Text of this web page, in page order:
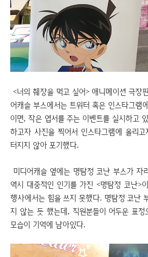
<너의 췌장을 먹고 싶어> 애니메이션 극장
어캐슬 부스에서는 트위터 혹은 인스타그램
이면, 작은 엽서를 주는 이벤트를 실시하고
하고자 사진을 찍어서 인스타그램에 올리
터지지 않아 포기했다.
미디어캐슬 옆에는 명탐정 코난 부스가 자
역시 대중적인 인기를 가진 <명탐정 코난>
행사에서는 힘을 쓰지 못했다. 명탐정 코난
지 않는 듯 했는데, 직원분들이 어두운 표정
모습이 기억에 남아있다.